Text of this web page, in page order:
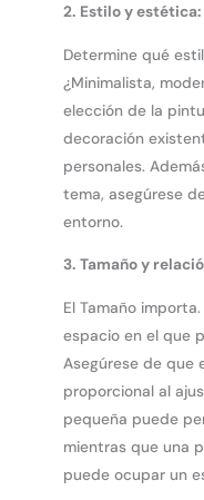
2. Estilo y estética:
Determine qué
¿Minimalista,
elección de la
decoración
personales.
tema, asegúrese
entorno.
3. Tamaño y
El Tamaño
espacio en el que
Asegúrese de que
proporcional al
pequeña puede
mientras que una
puede ocupar un